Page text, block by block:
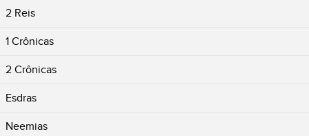
2 Reis
1 Crônicas
2 Crônicas
Esdras
Neemias